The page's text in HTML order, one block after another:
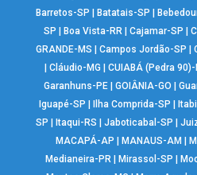
Barretos-SP
Batatais-SP
SP
Boa Vista-RR |Cajamar-SP |
GRANDE-MS
Campos Jordão-SP
Cláudio-MG CUIABÁ (Pedra 90)-
Garanhuns-PE |GOIÂNIA-GO |
Iguapé-SP
Ilha Comprida-SP
SP
Itaqui-RS |Jaboticabal-SP |
MACAPÁ-AP
MANAUS-AM
Medianeira-PR
Mirassol-SP